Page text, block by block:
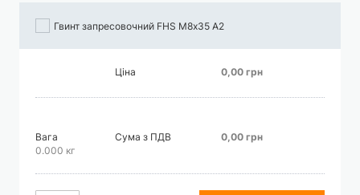
Гвинт запресовочний FHS М8х35 А2
Ціна 0,00 грн
Вага
0.000 кг
Сума з ПДВ 0,00 грн